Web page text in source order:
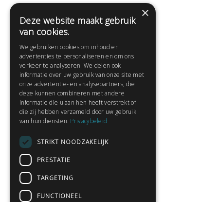
Help
Contact
Huisregels
Snel naar:
Gratis aanmelden
Privacybeleid
Gedichten lezen
×
Deze website maakt gebruik
van cookies.
We gebruiken cookies om inhoud en
advertenties te personaliseren en om ons
verkeer te analyseren. We delen ook
informatie over uw gebruik van onze site met
onze advertentie- en analysepartners, die
deze kunnen combineren met andere
informatie die u aan hen heeft verstrekt of
die zij hebben verzameld door uw gebruik
van hun diensten. Privacybeleid
STRIKT NOODZAKELIJK
PRESTATIE
TARGETING
FUNCTIONEEL